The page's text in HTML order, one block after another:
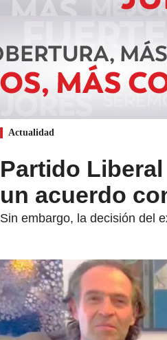
Actualidad
Partido
un acuerdo
Sin embargo, la decisión del